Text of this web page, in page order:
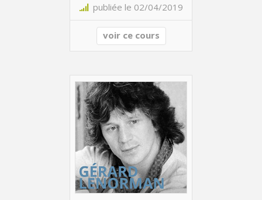
publiée le 02/04/2019
voir ce cours